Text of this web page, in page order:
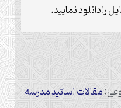
را دانلود نمایید.
مقالات اساتید مدرسه